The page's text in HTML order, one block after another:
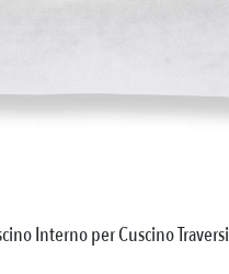
Interno per Cuscino